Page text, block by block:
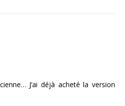
J’ai déjà acheté la version